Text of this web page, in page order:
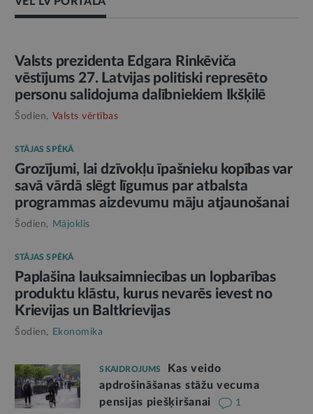
AMATPERSONAS RUNA
Valsts prezidenta Edgara Rinkēviča
vēstījums 27. Latvijas politiski represēto
personu salidojuma dalībniekiem Ikšķilē
Šodien, Valsts vērtības
STĀJAS SPĒKĀ
Grozījumi, lai dzīvokļu īpašnieku kopības var
savā vārdā slēgt līgumus par atbalsta
programmas aizdevumu māju atjaunošanai
Šodien, Mājoklis
STĀJAS SPĒKĀ
Paplašina lauksaimniecības un lopbarības
produktu klāstu, kurus nevarēs ievest no
Krievijas un Baltkrievijas
Šodien, Ekonomika
SKAIDROJUMS
Kas veido
apdrošināšanas stāžu vecuma
pensijas piešķiršanai
1